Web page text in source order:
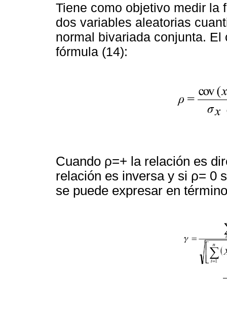
Tiene como objetivo medir la
dos variables aleatorias
normal bivariada conjunta.
fórmula (14):
Cuando ρ=+ la relación es
relación es inversa y si ρ= 0
se puede expresar en